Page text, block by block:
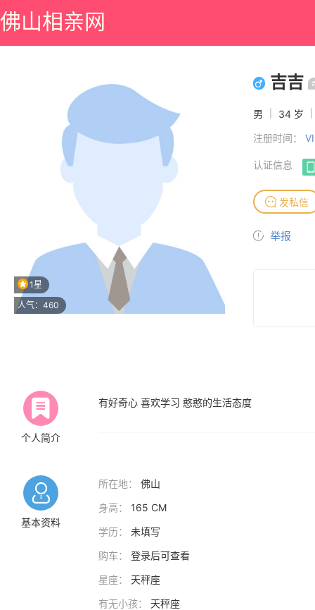
佛山相亲网
1星
人气：460
吉吉
男 34 岁
注册时间：
认证信息
发私信
举报
个人简介
有好奇心 喜欢学习 憨憨的生活态度
基本资料
所在地：
佛山
身高：
165 CM
学历：
未填写
购车：
登录后可查看
星座：
天秤座
有无小孩：
天秤座